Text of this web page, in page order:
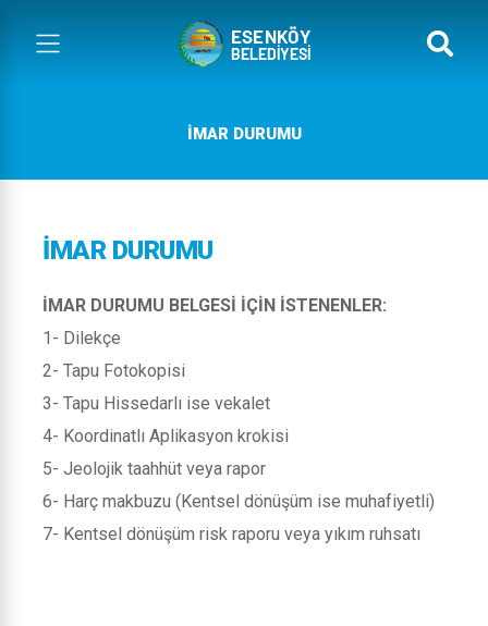
İMAR DURUMU
İMAR DURUMU
İMAR DURUMU BELGESİ İÇİN İSTENENLER:
1- Dilekçe
2- Tapu Fotokopisi
3- Tapu Hissedarlı ise vekalet
4- Koordinatlı Aplikasyon krokisi
5- Jeolojik taahhüt veya rapor
6- Harç makbuzu (Kentsel dönüşüm ise muhafiyetli)
7- Kentsel dönüşüm risk raporu veya yıkım ruhsatı